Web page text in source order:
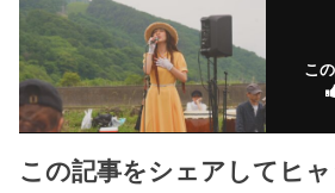
こ
この記事をシェアしてヒ